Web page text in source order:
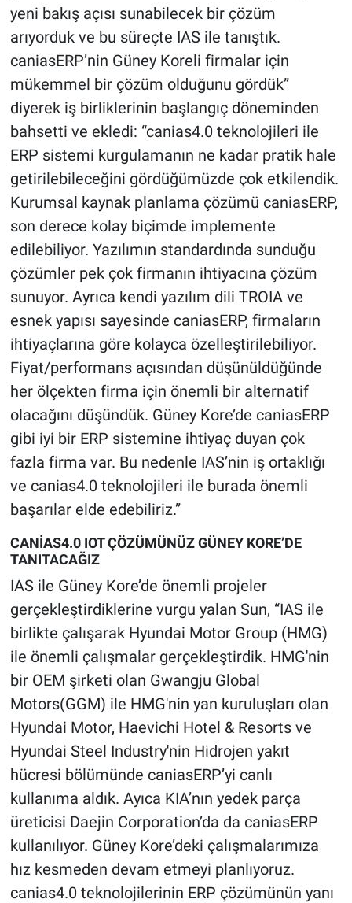
yeni bakış açısı sunabilecek bir çözüm
arıyorduk ve bu süreçte IAS ile tanıştık.
caniasERP’nin Güney Koreli firmalar için
mükemmel bir çözüm olduğunu gördük”
diyerek iş birliklerinin başlangıç döneminden
bahsetti ve ekledi: “canias4.0 teknolojileri ile
ERP sistemi kurgulamanın ne kadar pratik hale
getirilebileceğini gördüğümüzde çok etkilendik.
Kurumsal kaynak planlama çözümü caniasERP,
son derece kolay biçimde implemente
edilebiliyor. Yazılımın standardında sunduğu
çözümler pek çok firmanın ihtiyacına çözüm
sunuyor. Ayrıca kendi yazılım dili TROIA ve
esnek yapısı sayesinde caniasERP, firmaların
ihtiyaçlarına göre kolayca özelleştirilebiliyor.
Fiyat/performans açısından düşünüldüğünde
her ölçekten firma için önemli bir alternatif
olacağını düşündük. Güney Kore’de caniasERP
gibi iyi bir ERP sistemine ihtiyaç duyan çok
fazla firma var. Bu nedenle IAS’nin iş ortaklığı
ve canias4.0 teknolojileri ile burada önemli
başarılar elde edebiliriz.”
CANİAS4.0 IOT ÇÖZÜMÜNÜZ GÜNEY KORE’DE
TANITACAĞIZ
IAS ile Güney Kore’de önemli projeler
gerçekleştirdiklerine vurgu yalan Sun, “IAS ile
birlikte çalışarak Hyundai Motor Group (HMG)
ile önemli çalışmalar gerçekleştirdik. HMG'nin
bir OEM şirketi olan Gwangju Global
Motors(GGM) ile HMG'nin yan kuruluşları olan
Hyundai Motor, Haevichi Hotel & Resorts ve
Hyundai Steel Industry'nin Hidrojen yakıt
hücresi bölümünde caniasERP’yi canlı
kullanıma aldık. Ayıca KIA’nın yedek parça
üreticisi Daejin Corporation’da da caniasERP
kullanılıyor. Güney Kore’deki çalışmalarımıza
hız kesmeden devam etmeyi planlıyoruz.
canias4.0 teknolojilerinin ERP çözümünün yanı